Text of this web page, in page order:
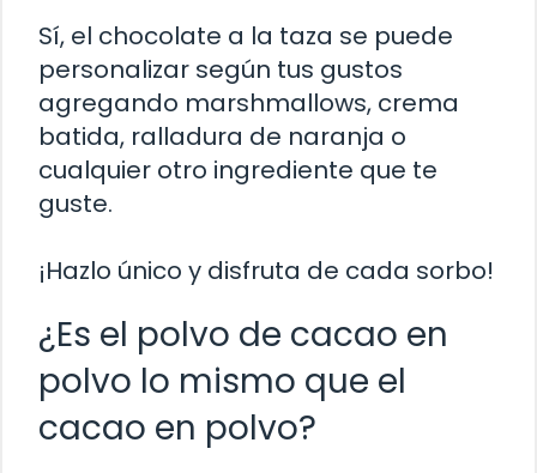
Sí, el chocolate a la taza se puede
personalizar según tus gustos
agregando marshmallows, crema
batida, ralladura de naranja o
cualquier otro ingrediente que te
guste.
¡Hazlo único y disfruta de cada sorbo!
¿Es el polvo de cacao en
polvo lo mismo que el
cacao en polvo?